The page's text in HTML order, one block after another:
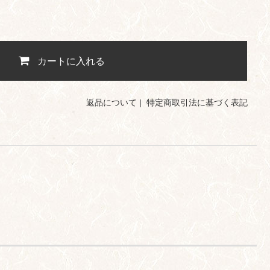
カートに入れる
返品について | 特定商取引法に基づく表記